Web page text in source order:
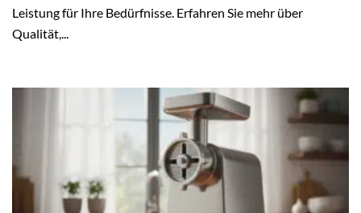
Leistung für Ihre Bedürfnisse. Erfahren Sie mehr über
Qualität,...